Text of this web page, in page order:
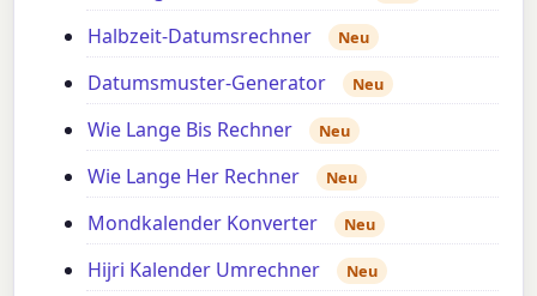
Halbzeit-Datumsrechner Neu
Datumsmuster-Generator Neu
Wie Lange Bis Rechner Neu
Wie Lange Her Rechner Neu
Mondkalender Konverter Neu
Hijri Kalender Umrechner Neu